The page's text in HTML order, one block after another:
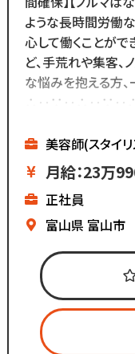
また、担当・予約制
お客様とは最低限
会話をしないスタ
お客様との関係作
という方にもピッ
ような長時間労働
心して働くことが
ど、手荒れや集客
な悩みを抱える方
▼ノルマはないけど
基本給が高いので
▼残業ほぼなし
▼全国200店舗展開
▼地域に愛される安
「美容師の仕事は好
長時間労働＋低賃
「物価ばかり上がっ
給与は上がらず生
「手荒れやノルマが
美容師(スタイリ
月給：23万
正社員
富山県 富山市